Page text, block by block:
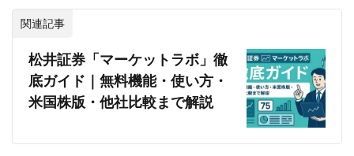
関連記事
松井証券「マーケットラボ」徹
底ガイド｜無料機能・使い方・
米国株版・他社比較まで解説